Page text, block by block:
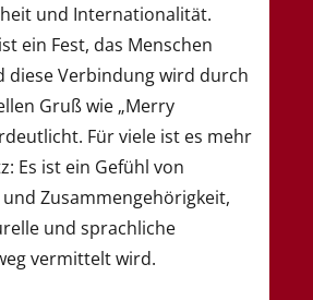
und Internationalität.
ist ein Fest, das Menschen
diese Verbindung wird durch
Gruß wie „Merry
Für viele ist es mehr
Es ist ein Gefühl von
Zusammengehörigkeit,
und sprachliche
vermittelt wird.